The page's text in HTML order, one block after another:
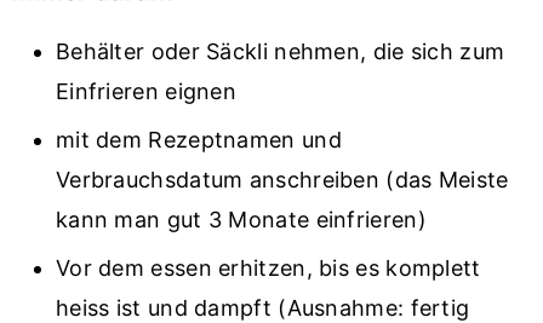
Behälter oder Säckli nehmen, die sich zum
Einfrieren eignen
mit dem Rezeptnamen und
Verbrauchsdatum anschreiben (das Meiste
kann man gut 3 Monate einfrieren)
Vor dem essen erhitzen, bis es komplett
heiss ist und dampft (Ausnahme: fertig